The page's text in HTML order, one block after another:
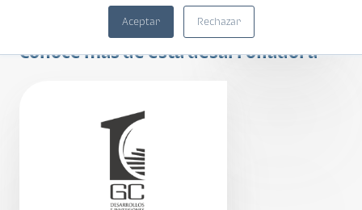
Aceptar Rechazar
Gardenia de Plata
Conoce más de esta desarrolladora